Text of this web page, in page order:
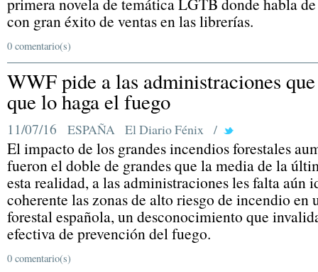
con gran éxito de ventas en las librerías.
0 comentario(s)
WWF pide a las administraciones
que lo haga el fuego
11/07/16 ESPAÑA El Diario Fénix /
El impacto de los grandes incendios forestales
fueron el doble de grandes que la media de la
esta realidad, a las administraciones les falta aún
coherente las zonas de alto riesgo de incendio en
forestal española, un desconocimiento que
efectiva de prevención del fuego.
0 comentario(s)